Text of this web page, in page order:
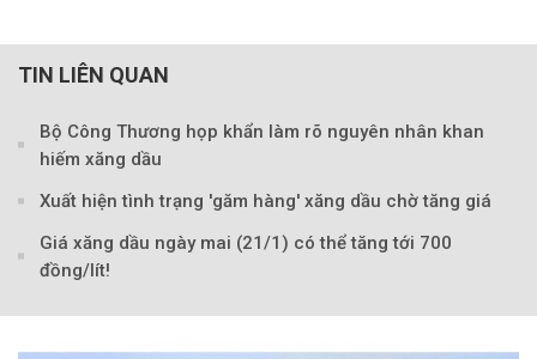
Theo Sở hữu trí
TIN LIÊN QUAN
Bộ Công Thương họp khẩn làm rõ nguyên nhân khan
hiếm xăng dầu
Xuất hiện tình trạng 'găm hàng' xăng dầu chờ tăng giá
Giá xăng dầu ngày mai (21/1) có thể tăng tới 700
đồng/lít!